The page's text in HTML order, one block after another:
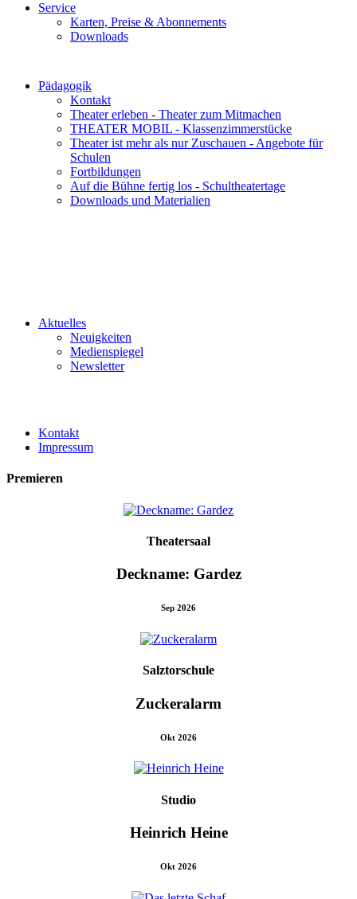
Service
Karten, Preise & Abonnements
Downloads
Pädagogik
Kontakt
Theater erleben - Theater zum Mitmachen
THEATER MOBIL - Klassenzimmerstücke
Theater ist mehr als nur Zuschauen - Angebote für
Schulen
Fortbildungen
Auf die Bühne fertig los - Schultheatertage
Downloads und Materialien
Aktuelles
Neuigkeiten
Medienspiegel
Newsletter
Kontakt
Impressum
Premieren
Theatersaal
Deckname: Gardez
Sep 2026
Salztorschule
Zuckeralarm
Okt 2026
Studio
Heinrich Heine
Okt 2026